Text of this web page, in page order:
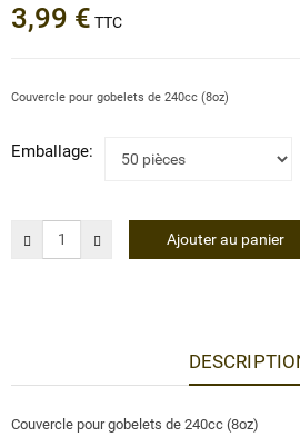
3,99 € TTC
Couvercle pour gobelets de 240cc (8oz)
Emballage:
Ajouter au panier
Couvercle pour gobelets de 240cc (8oz)